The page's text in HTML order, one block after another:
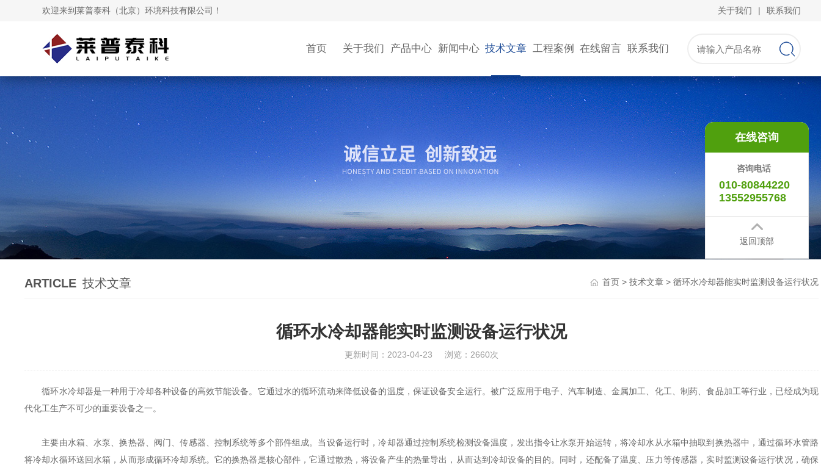
欢迎来到莱普泰科（北京）环境科技有限公司！ 关于我们 | 联系我们
首页 关于我们 产品中心 新闻中心 技术文章 工程案例 在线留言 联系我们
ARTICLE 技术文章 首页 > 技术文章 > 循环水冷却器能实时监测设备运行状况
循环水冷却器能实时监测设备运行状况
更新时间：2023-04-23 浏览：2660次
循环水冷却器是一种用于冷却各种设备的高效节能设备。它通过水的循环流动来降低设备的温度，保证设备安全运行。被广泛应用于电子、汽车制造、金属加工、化工、制药、食品加工等行业，已经成为现
代化工生产不可少的重要设备之一。
主要由水箱、水泵、换热器、阀门、传感器、控制系统等多个部件组成。当设备运行时，冷却器通过控制系统检测设备温度，发出指令让水泵开始运转，将冷却水从水箱中抽取到换热器中，通过循环水管路
将冷却水循环送回水箱，从而形成循环冷却系统。它的换热器是核心部件，它通过散热，将设备产生的热量导出，从而达到冷却设备的目的。同时，还配备了温度、压力等传感器，实时监测设备运行状况，确保
在线咨询
咨询电话
010-80844220
13552955768
返回顶部